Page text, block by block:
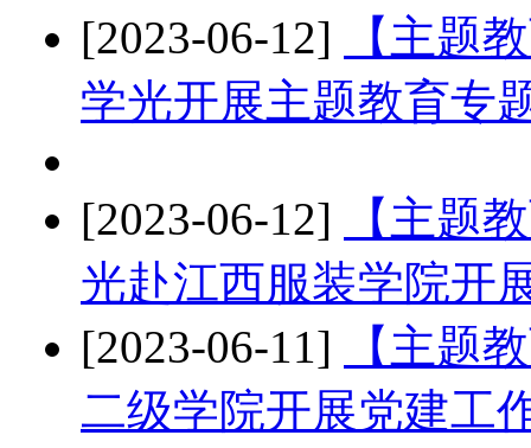
[2023-06-12]
【主题
学光开展主题教育专
[2023-06-12]
【主题
光赴江西服装学院开
[2023-06-11]
【主题
二级学院开展党建工